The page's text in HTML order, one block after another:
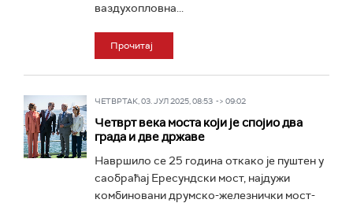
ваздухопловна...
Прочитај
ЧЕТВРТАК, 03. ЈУЛ 2025, 08:53 -> 09:02
Четврт века моста који је спојио два
града и две државе
Навршило се 25 година откако је пуштен у
саобраћај Ересундски мост, најдужи
комбиновани друмско-железнички мост-